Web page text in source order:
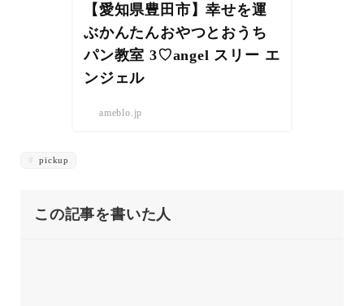
【愛知県豊田市】幸せを運
ぶかんたんおやつとおうち
パン教室 3♡angel スリー エ
ンジェル
ameblo.jp
pickup
この記事を書いた人